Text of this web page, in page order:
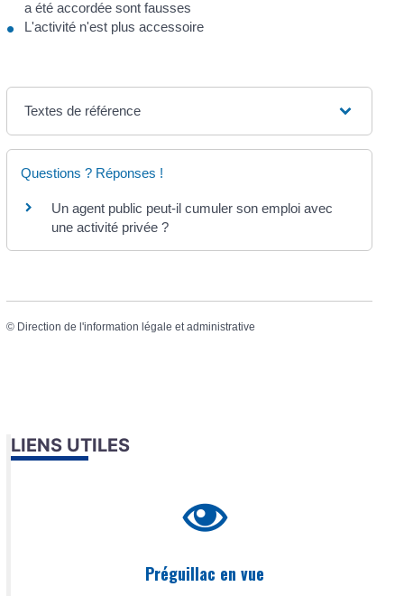
a été accordée sont fausses
L'activité n'est plus accessoire
Textes de référence
Questions ? Réponses !
Un agent public peut-il cumuler son emploi avec
une activité privée ?
© Direction de l'information légale et administrative
LIENS UTILES
Préguillac en vue